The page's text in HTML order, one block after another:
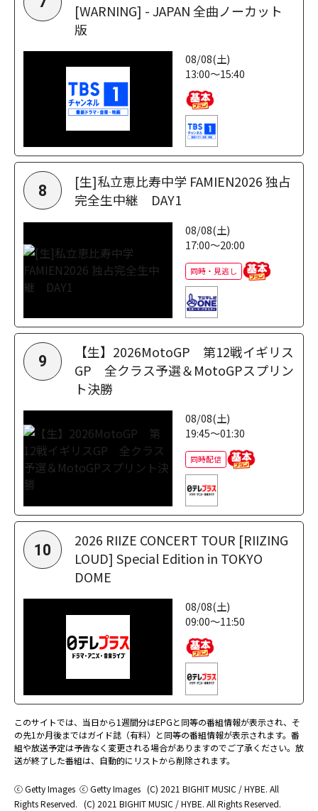
[WARNING] - JAPAN 全曲ノーカット
版
08/08(土)
13:00～15:40
8
[生]私立恵比寿中学 FAMIEN2026 独占
完全生中継 DAY1
08/08(土)
17:00～20:00
同時・見逃し
9
【生】2026MotoGP 第12戦イギリス
GP 全クラス予選＆MotoGPスプリン
ト決勝
08/08(土)
19:45～01:30
同時配信
10
2026 RIIZE CONCERT TOUR [RIIZING
LOUD] Special Edition in TOKYO
DOME
08/08(土)
09:00～11:50
このサイトでは、当日から1週間分はEPGと同等の番組情報が表示され、そ
の先1か月後まではガイド誌（有料）と同等の番組情報が表示されます。番
組や放送予定は予告なく変更される場合がありますのでご了承ください。放
送が終了した番組は、自動的にリストから削除されます。
ⓒ Getty Images ⓒ Getty Images (C) 2021 BIGHIT MUSIC / HYBE. All
Rights Reserved. (C) 2021 BIGHIT MUSIC / HYBE. All Rights Reserved.